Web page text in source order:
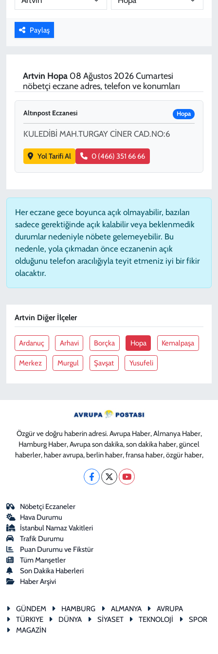
Paylaş
Artvin Hopa08 Ağustos 2026 Cumartesi
nöbetçi eczane adres, telefon ve konumları
Altınpost Eczanesi Hopa
KULEDİBİ MAH.TURGAY CİNER CAD.NO:6
Yol Tarifi Al 0 (466) 351 66 66
Her eczane gece boyunca açık olmayabilir, bazıları
sadece gerektiğinde açık kalabilir veya beklenmedik
durumlar nedeniyle nöbete gelemeyebilir. Bu
nedenle, yola çıkmadan önce eczanenin açık
olduğunu telefon aracılığıyla teyit etmeniz iyi bir fikir
olacaktır.
Artvin Diğer İlçeler
Ardanuç Arhavi Borçka Hopa Kemalpaşa
Merkez Murgul Şavşat Yusufeli
Özgür ve doğru haberin adresi. Avrupa Haber, Almanya Haber,
Hamburg Haber, Avrupa son dakika, son dakika haber, güncel
haberler, haber avrupa, berlin haber, fransa haber, özgür haber,
Nöbetçi Eczaneler
Hava Durumu
İstanbul Namaz Vakitleri
Trafik Durumu
Puan Durumu ve Fikstür
Tüm Manşetler
Son Dakika Haberleri
Haber Arşivi
GÜNDEM HAMBURG ALMANYA
AVRUPA
TÜRKIYE
DÜNYA SİYASET TEKNOLOJİ
SPOR
MAGAZİN